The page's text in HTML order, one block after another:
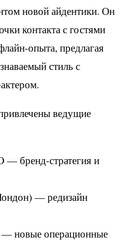
новой айдентики. Он
контакта с гостями
опыта, предлагая
стиль с
ведущие
— бренд-стратегия и
— редизайн
новые операционные